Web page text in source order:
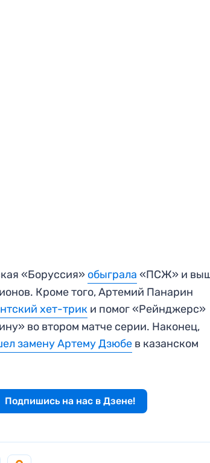
«Боруссия» обыграла «ПСЖ» и
Кроме того, Артемий Панарин
хет-трик и помог «Рейнджерс»
во втором матче серии. Наконец,
замену Артему Дзюбе в казанском
Подпишись на нас в Дзене!